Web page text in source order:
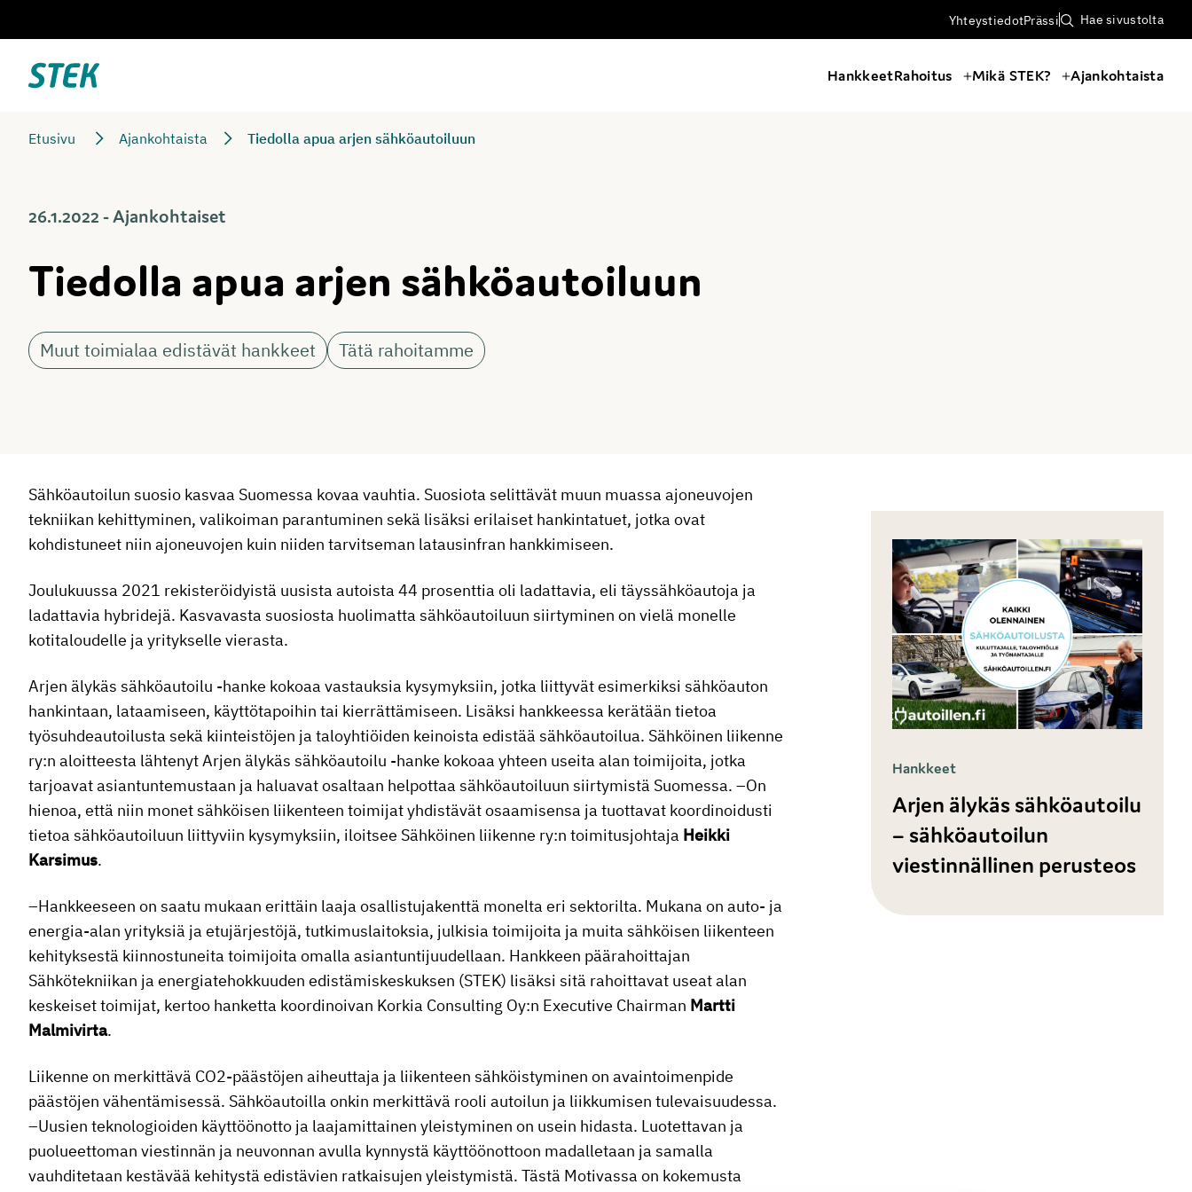
suoraan
sisältöön
YhteystiedotPrässi Hae sivustolta
Stek HankkeetRahoitus Mikä STEK? Ajankohtaista
Etusivu Ajankohtaista Tiedolla apua arjen sähköautoiluun
26.1.2022 - Ajankohtaiset
Tiedolla apua arjen sähköautoiluun
Muut toimialaa edistävät hankkeet Tätä rahoitamme
Sähköautoilun suosio kasvaa Suomessa kovaa vauhtia. Suosiota selittävät muun muassa ajoneuvojen
tekniikan kehittyminen, valikoiman parantuminen sekä lisäksi erilaiset hankintatuet, jotka ovat
kohdistuneet niin ajoneuvojen kuin niiden tarvitseman latausinfran hankkimiseen.
Joulukuussa 2021 rekisteröidyistä uusista autoista 44 prosenttia oli ladattavia, eli täyssähköautoja ja
ladattavia hybridejä. Kasvavasta suosiosta huolimatta sähköautoiluun siirtyminen on vielä monelle
kotitaloudelle ja yritykselle vierasta.
Arjen älykäs sähköautoilu -hanke kokoaa vastauksia kysymyksiin, jotka liittyvät esimerkiksi sähköauton
hankintaan, lataamiseen, käyttötapoihin tai kierrättämiseen. Lisäksi hankkeessa kerätään tietoa
työsuhdeautoilusta sekä kiinteistöjen ja taloyhtiöiden keinoista edistää sähköautoilua. Sähköinen liikenne
ry:n aloitteesta lähtenyt Arjen älykäs sähköautoilu -hanke kokoaa yhteen useita alan toimijoita, jotka
tarjoavat asiantuntemustaan ja haluavat osaltaan helpottaa sähköautoiluun siirtymistä Suomessa. –On
hienoa, että niin monet sähköisen liikenteen toimijat yhdistävät osaamisensa ja tuottavat koordinoidusti
tietoa sähköautoiluun liittyviin kysymyksiin, iloitsee Sähköinen liikenne ry:n toimitusjohtaja Heikki
Karsimus.
–Hankkeeseen on saatu mukaan erittäin laaja osallistujakenttä monelta eri sektorilta. Mukana on auto- ja
energia-alan yrityksiä ja etujärjestöjä, tutkimuslaitoksia, julkisia toimijoita ja muita sähköisen liikenteen
kehityksestä kiinnostuneita toimijoita omalla asiantuntijuudellaan. Hankkeen päärahoittajan
Sähkötekniikan ja energiatehokkuuden edistämiskeskuksen (STEK) lisäksi sitä rahoittavat useat alan
keskeiset toimijat, kertoo hanketta koordinoivan Korkia Consulting Oy:n Executive Chairman Martti
Malmivirta.
Liikenne on merkittävä CO2-päästöjen aiheuttaja ja liikenteen sähköistyminen on avaintoimenpide
päästöjen vähentämisessä. Sähköautoilla onkin merkittävä rooli autoilun ja liikkumisen tulevaisuudessa.
–Uusien teknologioiden käyttöönotto ja laajamittainen yleistyminen on usein hidasta. Luotettavan ja
puolueettoman viestinnän ja neuvonnan avulla kynnystä käyttöönottoon madalletaan ja samalla
vauhditetaan kestävää kehitystä edistävien ratkaisujen yleistymistä. Tästä Motivassa on kokemusta
Hankkeet
Arjen älykäs sähköautoilu
– sähköautoilun
viestinnällinen perusteos